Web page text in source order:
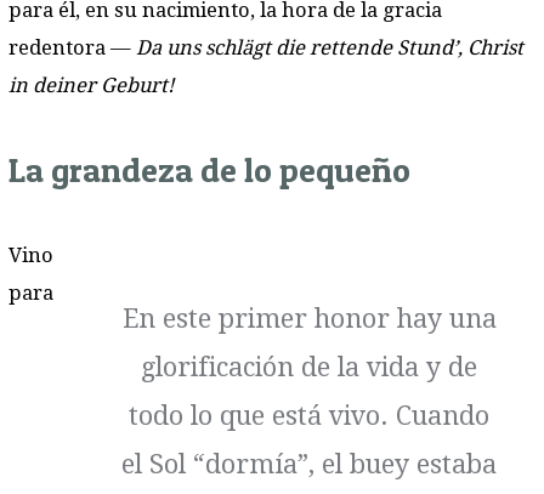
para él, en su nacimiento, la hora de la gracia
redentora — Da uns schlägt die rettende Stund’, Christ
in deiner Geburt!
La grandeza de lo pequeño
En este primer honor hay una
glorificación de la vida y de
todo lo que está vivo. Cuando
el Sol “dormía”, el buey estaba
Vino
para